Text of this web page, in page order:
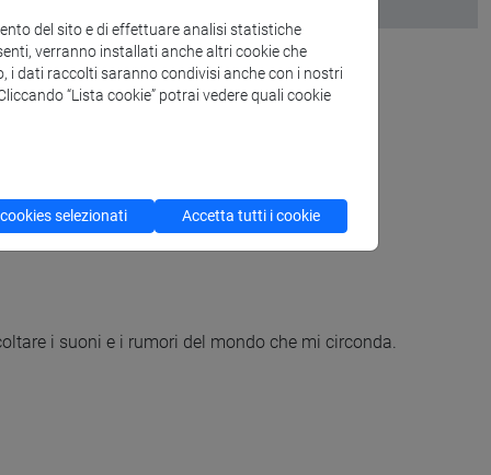
i suoni e i rumori del mondo che mi circonda.
del sito e di effettuare analisi statistiche
verranno installati anche altri cookie che
i dati raccolti saranno condivisi anche con i nostri
“Lista cookie” potrai vedere quali cookie
selezionati Accetta tutti i cookie